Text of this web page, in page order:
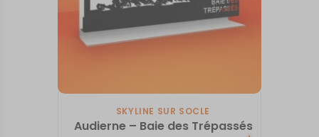
SKYLINE SUR SOCLE
Audierne – Baie des Trépassés